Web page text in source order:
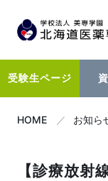
受験生ページ
HOME お知ら
【診療放射